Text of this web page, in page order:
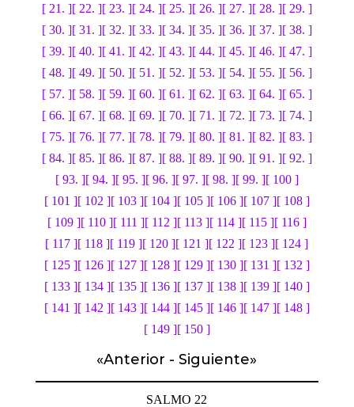
[ 21. ][ 22. ][ 23. ][ 24. ][ 25. ][ 26. ][ 27. ][ 28. ][ 29. ]
[ 30. ][ 31. ][ 32. ][ 33. ][ 34. ][ 35. ][ 36. ][ 37. ][ 38. ]
[ 39. ][ 40. ][ 41. ][ 42. ][ 43. ][ 44. ][ 45. ][ 46. ][ 47. ]
[ 48. ][ 49. ][ 50. ][ 51. ][ 52. ][ 53. ][ 54. ][ 55. ][ 56. ]
[ 57. ][ 58. ][ 59. ][ 60. ][ 61. ][ 62. ][ 63. ][ 64. ][ 65. ]
[ 66. ][ 67. ][ 68. ][ 69. ][ 70. ][ 71. ][ 72. ][ 73. ][ 74. ]
[ 75. ][ 76. ][ 77. ][ 78. ][ 79. ][ 80. ][ 81. ][ 82. ][ 83. ]
[ 84. ][ 85. ][ 86. ][ 87. ][ 88. ][ 89. ][ 90. ][ 91. ][ 92. ]
[ 93. ][ 94. ][ 95. ][ 96. ][ 97. ][ 98. ][ 99. ][ 100 ]
[ 101 ][ 102 ][ 103 ][ 104 ][ 105 ][ 106 ][ 107 ][ 108 ]
[ 109 ][ 110 ][ 111 ][ 112 ][ 113 ][ 114 ][ 115 ][ 116 ]
[ 117 ][ 118 ][ 119 ][ 120 ][ 121 ][ 122 ][ 123 ][ 124 ]
[ 125 ][ 126 ][ 127 ][ 128 ][ 129 ][ 130 ][ 131 ][ 132 ]
[ 133 ][ 134 ][ 135 ][ 136 ][ 137 ][ 138 ][ 139 ][ 140 ]
[ 141 ][ 142 ][ 143 ][ 144 ][ 145 ][ 146 ][ 147 ][ 148 ]
[ 149 ][ 150 ]
«Anterior -Siguiente»
SALMO 22